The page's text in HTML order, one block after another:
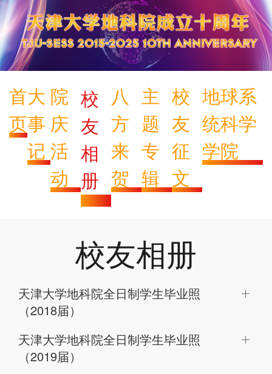
首
页
大
事
记
院
庆
活
动
校
友
相
册
八
方
来
贺
主
题
专
辑
校
友
征
文
地球系
统科学
学院
校友相册
天津大学地科院全日制学生毕业照
（2018届）
天津大学地科院全日制学生毕业照
（2019届）